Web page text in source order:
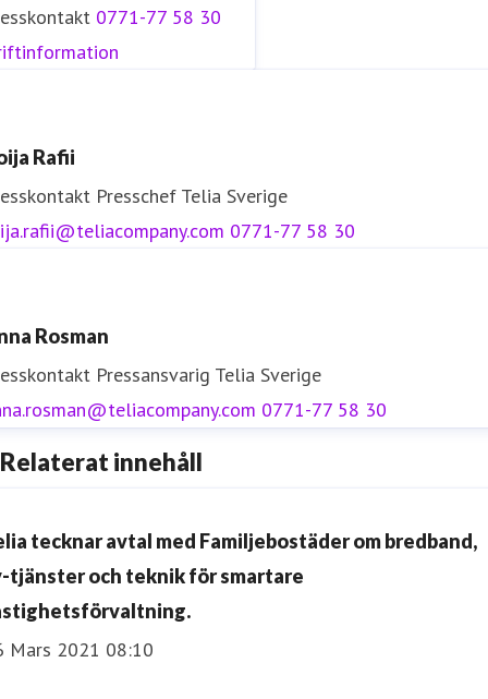
0771-77 58 30
Rafii
Presschef Telia Sverige
0771-77 58 30
Rosman
Pressansvarig Telia Sverige
0771-77 58 30
Relaterat innehåll
tecknar avtal med Familjebostäder om bredband,
tjänster och teknik för smartare
Mars 2021 08:10